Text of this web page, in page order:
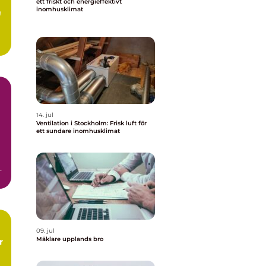
inomhusklimat
14. jul
Ventilation i Stockholm: Frisk luft för
ett sundare inomhusklimat
09. jul
Mäklare upplands bro